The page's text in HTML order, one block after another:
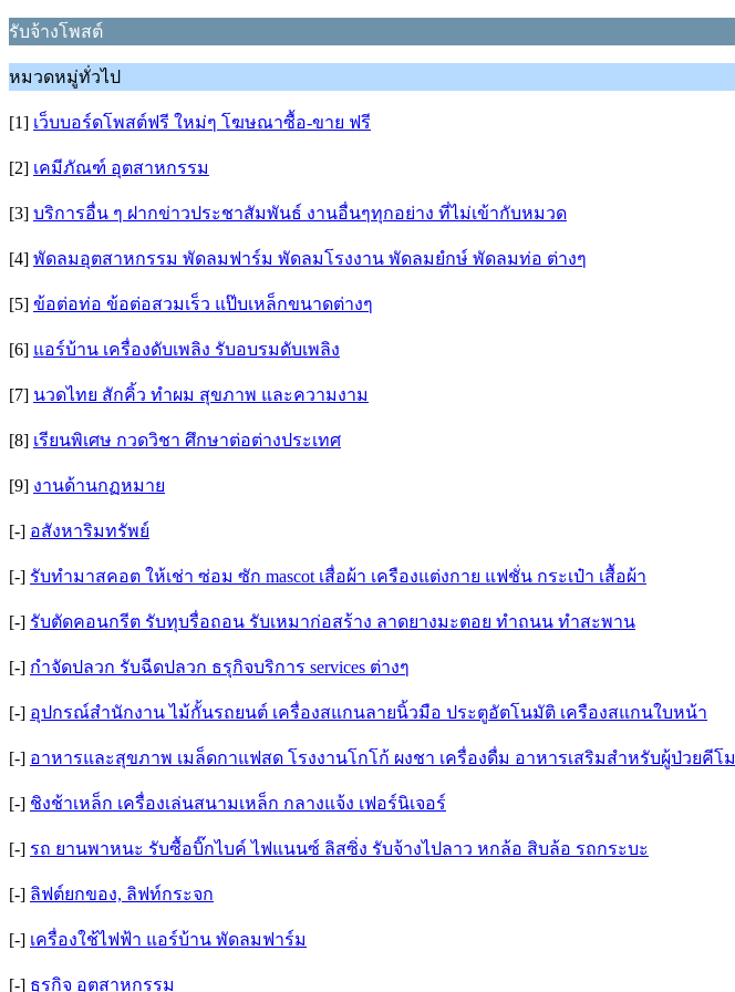
รับจ้างโพสต์
หมวดหมู่ทั่วไป
[1] เว็บบอร์ดโพสต์ฟรี ใหม่ๆ โฆษณาซื้อ-ขาย ฟรี
[2] เคมีภัณฑ์ อุตสาหกรรม
[3] บริการอื่น ๆ ฝากข่าวประชาสัมพันธ์ งานอื่นๆทุกอย่าง ที่ไม่เข้ากับหมวด
[4] พัดลมอุตสาหกรรม พัดลมฟาร์ม พัดลมโรงงาน พัดลมยํกษ์ พัดลมท่อ ต่างๆ
[5] ข้อต่อท่อ ข้อต่อสวมเร็ว แป๊บเหล็กขนาดต่างๆ
[6] แอร์บ้าน เครื่องดับเพลิง รับอบรมดับเพลิง
[7] นวดไทย สักคิ้ว ทำผม สุขภาพ และความงาม
[8] เรียนพิเศษ กวดวิชา ศึกษาต่อต่างประเทศ
[9] งานด้านกฏหมาย
[-] อสังหาริมทรัพย์
[-] รับทำมาสคอต ให้เช่า ซ่อม ซัก mascot เสื่อผ้า เครืองแต่งกาย แฟชั่น กระเป๋า เสื้อผ้า
[-] รับตัดคอนกรีต รับทุบรื่อถอน รับเหมาก่อสร้าง ลาดยางมะตอย ทำถนน ทำสะพาน
[-] กำจัดปลวก รับฉีดปลวก ธรุกิจบริการ services ต่างๆ
[-] อุปกรณ์สำนักงาน ไม้กั้นรถยนต์ เครื่องสแกนลายนิ้วมือ ประตูอัตโนมัติ เครืองสแกนใบหน้า
[-] อาหารและสุขภาพ เมล็ดกาแฟสด โรงงานโกโก้ ผงชา เครื่องดื่ม อาหารเสริมสำหรับผู้ป่วยคีโม
[-] ชิงช้าเหล็ก เครื่องเล่นสนามเหล็ก กลางแจ้ง เฟอร์นิเจอร์
[-] รถ ยานพาหนะ รับซื้อบิ๊กไบค์ ไฟแนนซ์ ลิสซิ่ง รับจ้างไปลาว หกล้อ สิบล้อ รถกระบะ
[-] ลิฟต์ยกของ, ลิฟท์กระจก
[-] เครื่องใช้ไฟฟ้า แอร์บ้าน พัดลมฟาร์ม
[-] ธุรกิจ อุตสาหกรรม